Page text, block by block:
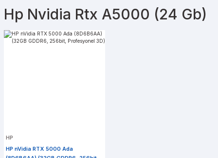
Hp Nvidia Rtx A5000 (24 Gb)
HP
HP nVidia RTX 5000 Ada